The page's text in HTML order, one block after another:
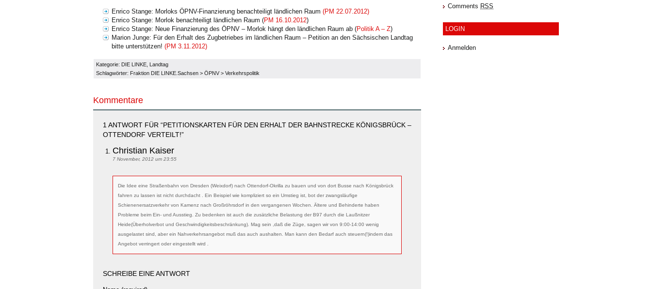
Enrico Stange: Morloks ÖPNV-Finanzierung benachteiligt ländlichen Raum (PM 22.07.2012)
Enrico Stange: Morlok benachteiligt ländlichen Raum (PM 16.10.2012)
Enrico Stange: Neue Finanzierung des ÖPNV – Morlok hängt den ländlichen Raum ab (Politik A – Z)
Marion Junge: Für den Erhalt des Zugbetriebes im ländlichen Raum – Petition an den Sächsischen Landtag
bitte unterstützen! (PM 3.11.2012)
Kategorie: DIE LINKE Landtag
Schlagwörter: Fraktion DIE LINKE.Sachsen > ÖPNV > Verkehrspolitik
Kommentare
1 ANTWORT FÜR “PETITIONSKARTEN FÜR DEN ERHALT DER BAHNSTRECKE KÖNIGSBRÜCK –
OTTENDORF VERTEILT!”
Christian Kaiser
7 November, 2012 um 23:55
Die Idee eine Straßenbahn von Dresden (Weixdorf) nach Ottendorf-Okrilla zu bauen und von dort Busse nach Königsbrück
fahren zu lassen ist nicht durchdacht . Ein Beispiel wie kompliziert so ein Umstieg ist, bot der zwangsläufige
Schienenersatzverkehr von Kamenz nach Großröhrsdorf in den vergangenen Wochen. Ältere und Behinderte haben
Probleme beim Ein- und Ausstieg. Zu bedenken ist auch die zusätzliche Belastung der B97 durch die Laußnitzer
Heide(Überholverbot und Geschwindigkeitsbeschränkung). Mag sein ,daß die Züge, sagen wir von 9:00-14:00 wenig
ausgelastet sind, aber ein Nahverkehrsangebot muß das auch aushalten. Man kann den Bedarf auch steuern(!)indem das
Angebot verringert oder eingestellt wird .
SCHREIBE EINE ANTWORT
Comments RSS
LOGIN
Anmelden